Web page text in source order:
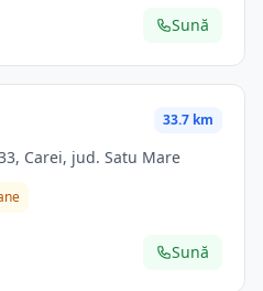
Sună
33.7 km
Carei, jud. Satu Mare
Sună